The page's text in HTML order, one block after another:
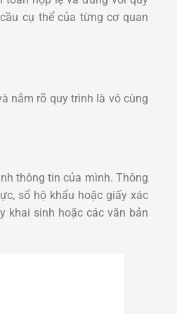
cụ thể của từng cơ quan
nắm rõ quy trình là vô cùng
thông tin của mình. Thông
sổ hộ khẩu hoặc giấy xác
khai sinh hoặc các văn bản